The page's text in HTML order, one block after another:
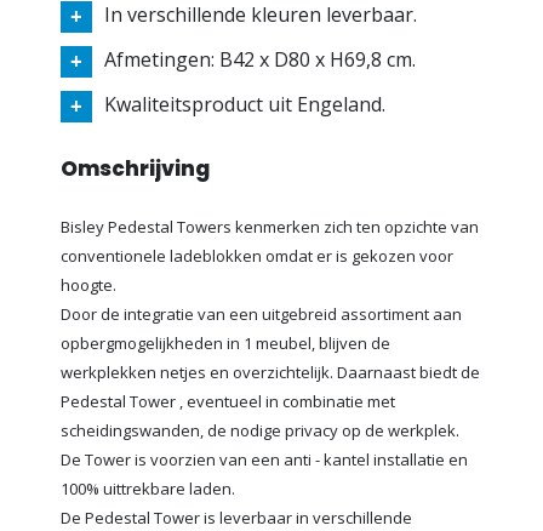
In verschillende kleuren leverbaar.
Afmetingen: B42 x D80 x H69,8 cm.
Kwaliteitsproduct uit Engeland.
Omschrijving
Bisley Pedestal Towers kenmerken zich ten opzichte van
conventionele ladeblokken omdat er is gekozen voor
hoogte.
Door de integratie van een uitgebreid assortiment aan
opbergmogelijkheden in 1 meubel, blijven de
werkplekken netjes en overzichtelijk. Daarnaast biedt de
Pedestal Tower , eventueel in combinatie met
scheidingswanden, de nodige privacy op de werkplek.
De Tower is voorzien van een anti - kantel installatie en
100% uittrekbare laden.
De Pedestal Tower is leverbaar in verschillende